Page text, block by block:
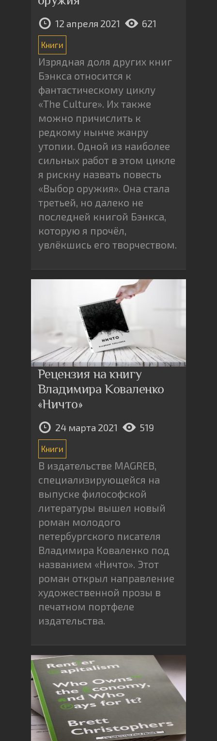
12 апреля 2021 621
Книги
Изрядная доля других книг
Бэнкса относится к
фантастическому циклу
«The Culture». Их также
можно причислить к
редкому нынче жанру
утопии. Одной из наиболее
сильных работ в этом цикле
я рискну назвать повесть
«Выбор оружия». Она стала
третьей, но далеко не
последней книгой Бэнкса,
которую я прочёл,
увлёкшись его творчеством.
Рецензия на книгу
Владимира Коваленко
«Ничто»
24 марта 2021 519
Книги
В издательстве MAGREB,
специализирующейся на
выпуске философской
литературы вышел новый
роман молодого
петербургского писателя
Владимира Коваленко под
названием «Ничто». Этот
роман открыл направление
художественной прозы в
печатном портфеле
издательства.